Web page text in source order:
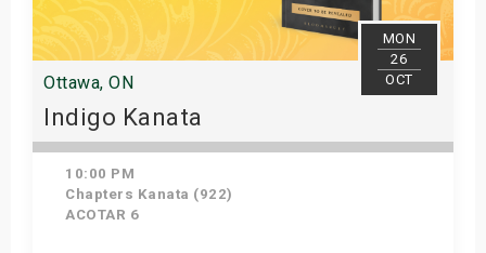
MON
26
OCT
Ottawa, ON
Indigo Kanata
10:00 PM
Chapters Kanata (922)
ACOTAR 6